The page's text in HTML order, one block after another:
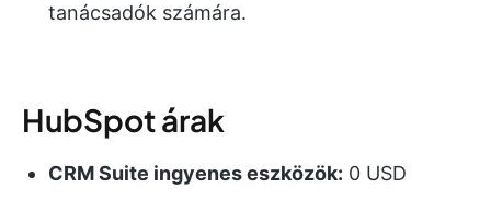
tanácsadók számára.
HubSpot árak
CRM Suite ingyenes eszközök: 0 USD